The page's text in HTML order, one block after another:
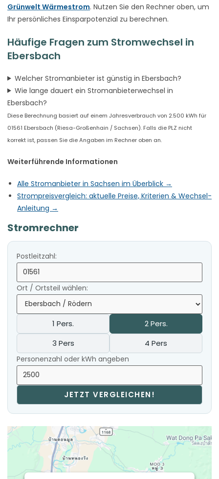
Grünwelt Wärmestrom. Nutzen Sie den Rechner oben, um
Ihr persönliches Einsparpotenzial zu berechnen.
Häufige Fragen zum Stromwechsel in
Ebersbach
Welcher Stromanbieter ist günstig in Ebersbach?
Wie lange dauert ein Stromanbieterwechsel in
Ebersbach?
Diese Berechnung basiert auf einem Jahresverbrauch von 2.500 kWh für
01561 Ebersbach (Riesa-Großenhain / Sachsen). Falls die PLZ nicht
korrekt ist, passen Sie die Angaben im Rechner oben an.
Weiterführende Informationen
Alle Stromanbieter in Sachsen im Überblick →
Strompreisvergleich: aktuelle Preise, Kriterien & Wechsel-
Anleitung →
Stromrechner
Postleitzahl:
Ort / Ortsteil wählen:
1 Pers.
2 Pers.
3 Pers
4 Pers
Personenzahl oder kWh angeben
JETZT VERGLEICHEN!